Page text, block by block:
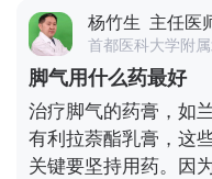
针对性的使用药物。
酸达克罗宁进行涂抹
过需要注意的是，这
用，或者少量使用。
用曲安西龙软膏进行
建议选择局部注射的
杨竹生 主任医
首都医科大学附
脚气用什么药最好
治疗脚气的药膏，如
有利拉萘酯乳膏，这
关键要坚持用药。因